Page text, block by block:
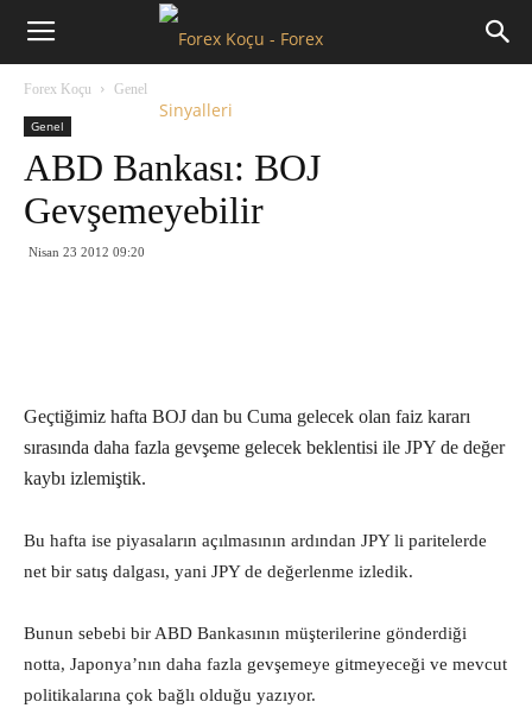
Forex
Forex Koçu Genel
Genel
ABD Bankası: BOJ
Gevşemeyebilir
Nisan 23 2012 09:20
Geçtiğimiz hafta BOJ dan bu Cuma gelecek olan faiz kararı
sırasında daha fazla gevşeme gelecek beklentisi ile JPY de değer
kaybı izlemiştik.
Bu hafta ise piyasaların açılmasının ardından JPY li paritelerde
net bir satış dalgası, yani JPY de değerlenme izledik.
Bunun sebebi bir ABD Bankasının müşterilerine gönderdiği
notta, Japonya’nın daha fazla gevşemeye gitmeyeceği ve mevcut
politikalarına çok bağlı olduğu yazıyor.